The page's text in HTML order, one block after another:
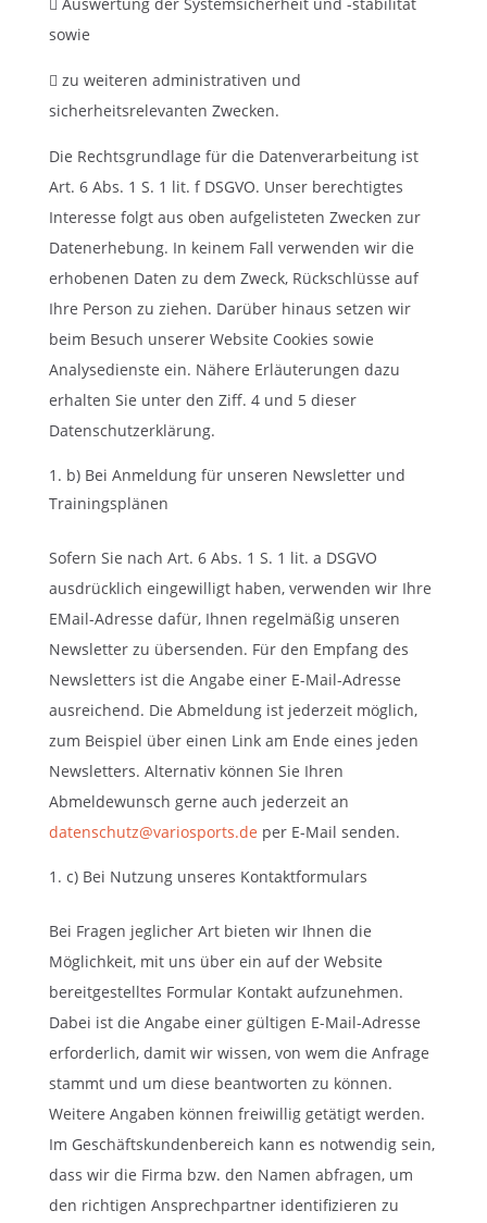
sowie
 zu weiteren administrativen und
sicherheitsrelevanten Zwecken.
Die Rechtsgrundlage für die Datenverarbeitung ist
Art. 6 Abs. 1 S. 1 lit. f DSGVO. Unser berechtigtes
Interesse folgt aus oben aufgelisteten Zwecken zur
Datenerhebung. In keinem Fall verwenden wir die
erhobenen Daten zu dem Zweck, Rückschlüsse auf
Ihre Person zu ziehen. Darüber hinaus setzen wir
beim Besuch unserer Website Cookies sowie
Analysedienste ein. Nähere Erläuterungen dazu
erhalten Sie unter den Ziff. 4 und 5 dieser
Datenschutzerklärung.
b) Bei Anmeldung für unseren Newsletter und
Trainingsplänen
Sofern Sie nach Art. 6 Abs. 1 S. 1 lit. a DSGVO
ausdrücklich eingewilligt haben, verwenden wir Ihre
EMail-Adresse dafür, Ihnen regelmäßig unseren
Newsletter zu übersenden. Für den Empfang des
Newsletters ist die Angabe einer E-Mail-Adresse
ausreichend. Die Abmeldung ist jederzeit möglich,
zum Beispiel über einen Link am Ende eines jeden
Newsletters. Alternativ können Sie Ihren
Abmeldewunsch gerne auch jederzeit an
datenschutz@variosports.de per E-Mail senden.
c) Bei Nutzung unseres Kontaktformulars
Bei Fragen jeglicher Art bieten wir Ihnen die
Möglichkeit, mit uns über ein auf der Website
bereitgestelltes Formular Kontakt aufzunehmen.
Dabei ist die Angabe einer gültigen E-Mail-Adresse
erforderlich, damit wir wissen, von wem die Anfrage
stammt und um diese beantworten zu können.
Weitere Angaben können freiwillig getätigt werden.
Im Geschäftskundenbereich kann es notwendig sein,
dass wir die Firma bzw. den Namen abfragen, um
den richtigen Ansprechpartner identifizieren zu